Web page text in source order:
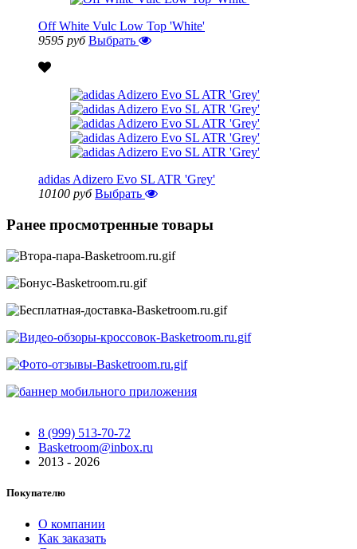
Off White Vulc Low Top 'White'
9595 руб Выбрать
adidas Adizero Evo SL ATR 'Grey'
10100 руб Выбрать
Ранее просмотренные товары
8 (999) 513-70-72
Basketroom@inbox.ru
2013 - 2026
Покупателю
О компании
Как заказать